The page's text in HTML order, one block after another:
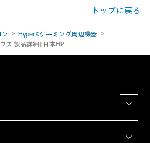
トップに戻る
ン
HyperXゲーミング周辺機器
ス 製品詳細 | 日本HP